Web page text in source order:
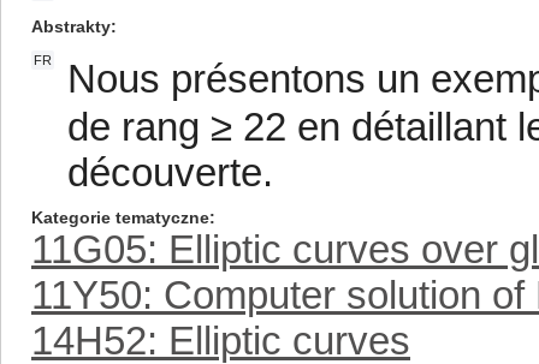
Abstrakty
FR
Nous présentons un
de rang ≥ 22 en détaillant
découverte.
Kategorie tematyczne
11G05: Elliptic curves over
11Y50: Computer solution
14H52: Elliptic curves